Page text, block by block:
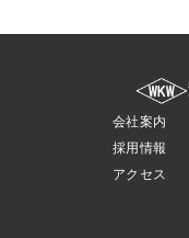
会社案内
採用情報
アクセス